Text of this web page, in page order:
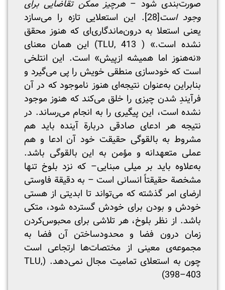
صورت‌بندی شود – هرچیز ممکن تقاضایی برای
وجود است[28]
. این استعلایی تازه را می‌سازد
یعنی استعلا به درون‌ماندگاری‌ای که هنوز محقق
نشده است.» ( TLU, 413) این همان معنای
«نه‌هنوز اما همیشه ازپیش» است. این انتلخی
است که خودسازی منطقی خویش را پی می‌گیرد و
بنابراین به‌عنوان نتیجه‌ای هنوز ناموجود که در آن
فرآیندِ شدن چیزی را خلق می‌کند که هنوز موجود
نشده است، این پیگیری را به انجام می‌رساند. در
نتیجه هر ادعای صادقی دربارة آینده باید هم
مشروط به بالقوگی حقیقت خود آن ادعا و هم
عملی متعهدانه و مؤمن به این بالقوگی باشد.
به‌علاوه باید بر میلی مبنایی– که نزد بلوخ تنها
مشخصة حقیقتاً انسانی است – به دقیقة فاوستی
ارضای امر گذشته که می‌تواند تا ابدیتی از هستی
خودش و بودن برای خودش گسترده شود، متکی
باشد. از نظر بلوخ، هر تلاشی برای محبوس‌کردن
زمان درون فضا و محدودساختن آن فضا به
مجموعه‌ی معینی از مختصات‌ها ارتجاعی است
چون به استعلای تمامیت مجال نمی‌دهد. (TLU,
398–403)